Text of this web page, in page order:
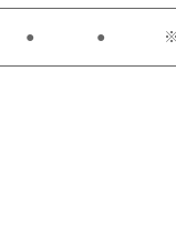
● ●